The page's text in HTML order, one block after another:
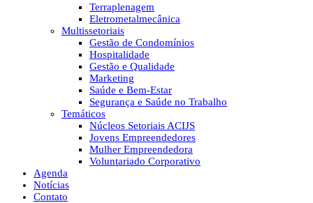
Terraplenagem
Eletrometalmecânica
Multissetoriais
Gestão de Condomínios
Hospitalidade
Gestão e Qualidade
Marketing
Saúde e Bem-Estar
Segurança e Saúde no Trabalho
Temáticos
Núcleos Setoriais ACIJS
Jovens Empreendedores
Mulher Empreendedora
Voluntariado Corporativo
Agenda
Notícias
Contato